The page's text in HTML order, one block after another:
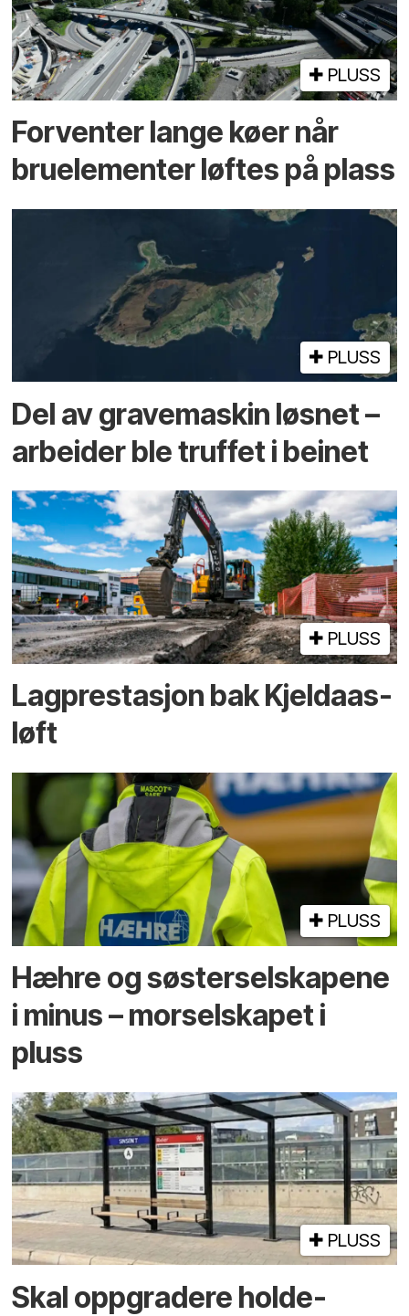
PLUSS
Forventer lange køer når
bru­elementer løftes på plass
PLUSS
Del av grave­maskin løsnet –
arbeider ble truffet i beinet
PLUSS
Lagprestasjon bak Kjeldaas-
løft
PLUSS
Hæhre og søster­selskapene
i minus – mor­selskapet i
pluss
PLUSS
Skal oppgradere holde­